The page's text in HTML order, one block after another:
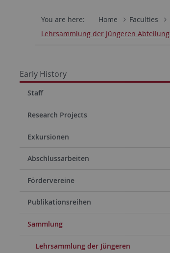
You are here: Home Faculties
Lehrsammlung der Jüngeren Abteilung
Early History
Staff
Research Projects
Exkursionen
Abschlussarbeiten
Fördervereine
Publikationsreihen
Sammlung
Lehrsammlung der Jüngeren